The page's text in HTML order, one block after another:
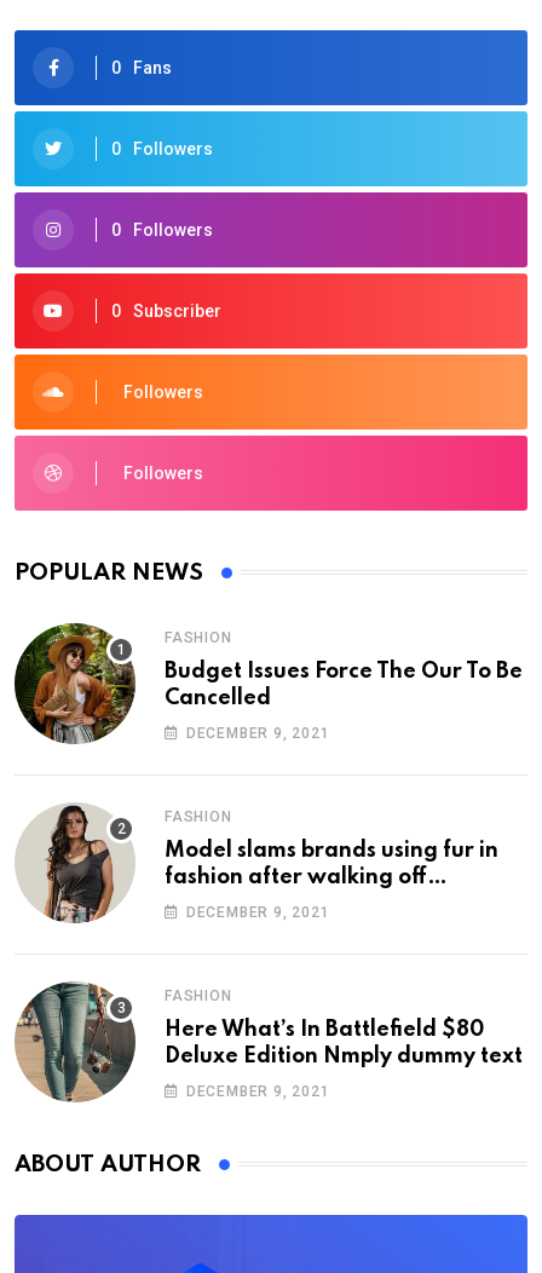
0 Fans
0 Followers
0 Followers
0 Subscriber
Followers
Followers
POPULAR NEWS
FASHION
Budget Issues Force The Our To Be
Cancelled
DECEMBER 9, 2021
FASHION
Model slams brands using fur in
fashion after walking off
photoshoot
DECEMBER 9, 2021
FASHION
Here What’s In Battlefield $80
Deluxe Edition Nmply dummy text
DECEMBER 9, 2021
ABOUT AUTHOR